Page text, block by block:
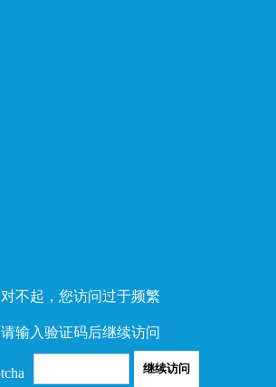
对不起，您访问过于频繁
请输入验证码后继续访问
继续访问